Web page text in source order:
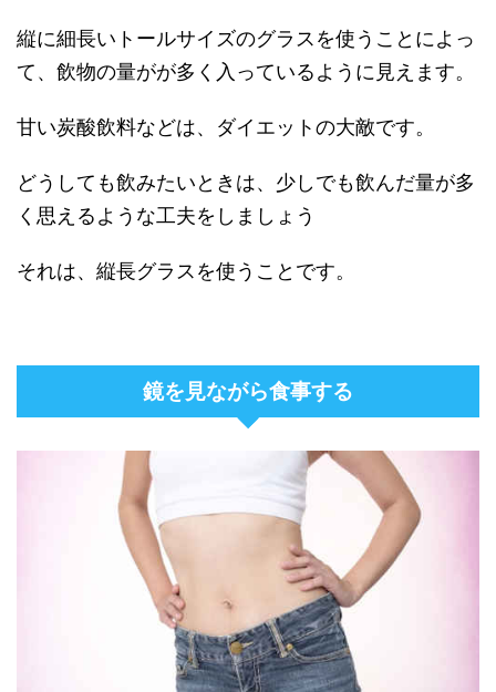
縦に細長いトールサイズのグラスを使うことによっ
て、飲物の量がが多く入っているように見えます。
甘い炭酸飲料などは、ダイエットの大敵です。
どうしても飲みたいときは、少しでも飲んだ量が多
く思えるような工夫をしましょう
それは、縦長グラスを使うことです。
鏡を見ながら食事する